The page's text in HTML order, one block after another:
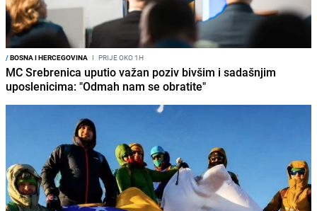
/BOSNA I HERCEGOVINA I PRIJE OKO 1H
MC Srebrenica uputio važan poziv bivšim i sadašnjim
uposlenicima: "Odmah nam se obratite"